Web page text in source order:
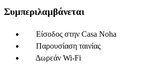
Συμπεριλαμβάνεται
Είσοδος στην Casa Noha
Παρουσίαση ταινίας
Δωρεάν Wi-Fi